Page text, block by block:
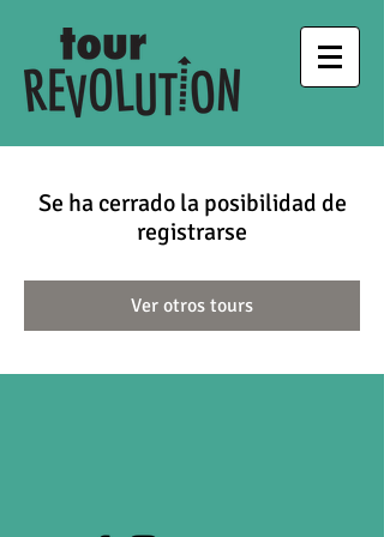
Se ha cerrado la posibilidad de
registrarse
Ver otros tours